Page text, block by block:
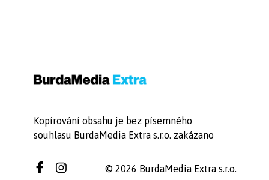
Kopírování obsahu je bez písemného
souhlasu BurdaMedia Extra s.r.o. zakázano
© 2026 BurdaMedia Extra s.r.o.